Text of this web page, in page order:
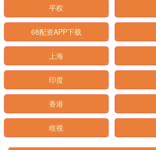
平权
68配资APP下载
上海
印度
香港
歧视